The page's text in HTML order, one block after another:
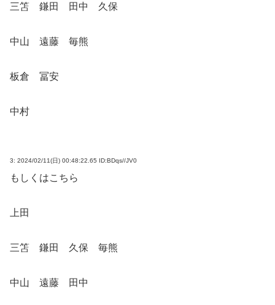
三笘 鎌田 田中 久保
中山 遠藤 毎熊
板倉 冨安
中村
3: 2024/02/11(日) 00:48:22.65 ID:BDqs//JV0
もしくはこちら
上田
三笘 鎌田 久保 毎熊
中山 遠藤 田中